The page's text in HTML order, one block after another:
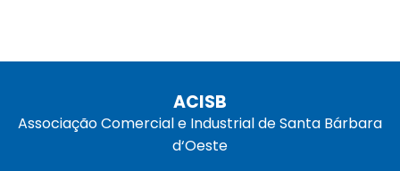
ACISB
Associação Comercial e Industrial de Santa Bárbara
d‘Oeste